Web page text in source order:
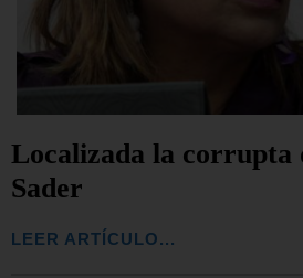
Localizada la corrupta
Sader
LEER ARTÍCULO...